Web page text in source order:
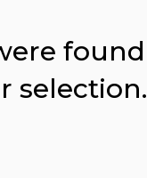
found
selection.